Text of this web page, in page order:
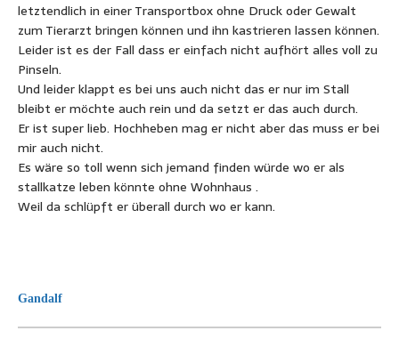
letztendlich in einer Transportbox ohne Druck oder Gewalt
zum Tierarzt bringen können und ihn kastrieren lassen können.
Leider ist es der Fall dass er einfach nicht aufhört alles voll zu
Pinseln.
Und leider klappt es bei uns auch nicht das er nur im Stall
bleibt er möchte auch rein und da setzt er das auch durch.
Er ist super lieb. Hochheben mag er nicht aber das muss er bei
mir auch nicht.
Es wäre so toll wenn sich jemand finden würde wo er als
stallkatze leben könnte ohne Wohnhaus .
Weil da schlüpft er überall durch wo er kann.
Gandalf